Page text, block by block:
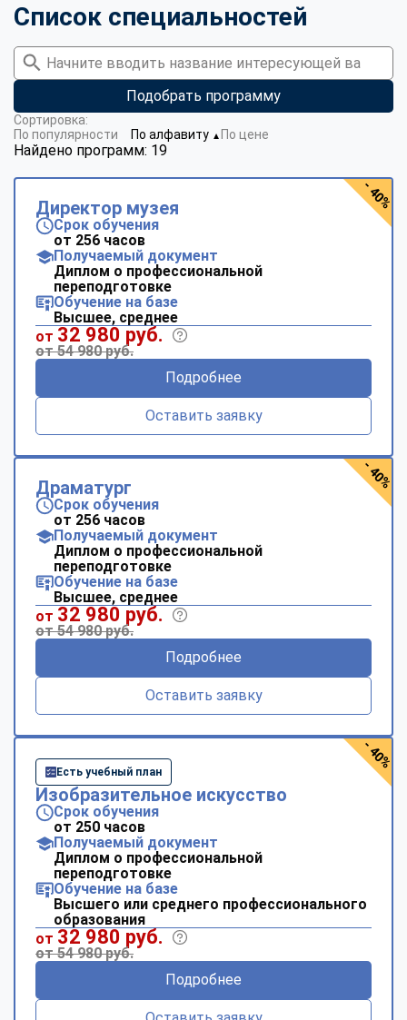
Список специальностей
Подобрать программу
Найдено программ: 19
Сортировка:
По популярности
По алфавиту ▼ По цене
Директор музея
Срок обучения
от 256 часов
Получаемый документ
Диплом о профессиональной
переподготовке
Обучение на базе
Высшее, среднее
от 32 980 руб.
от 54 980 руб.
Подробнее
Оставить заявку
- 40%
Драматург
Срок обучения
от 256 часов
Получаемый документ
Диплом о профессиональной
переподготовке
Обучение на базе
Высшее, среднее
от 32 980 руб.
от 54 980 руб.
Подробнее
Оставить заявку
- 40%
Есть учебный план
Изобразительное искусство
Срок обучения
от 250 часов
Получаемый документ
Диплом о профессиональной
переподготовке
Обучение на базе
Высшего или среднего профессионального
образования
от 32 980 руб.
от 54 980 руб.
Подробнее
- 40%